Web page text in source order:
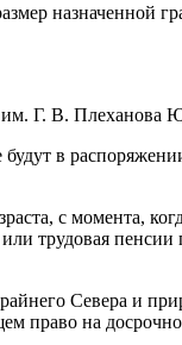
назначенной
им. Г. В. Плеханова
в
с момента,
трудовая
Севера и
право на